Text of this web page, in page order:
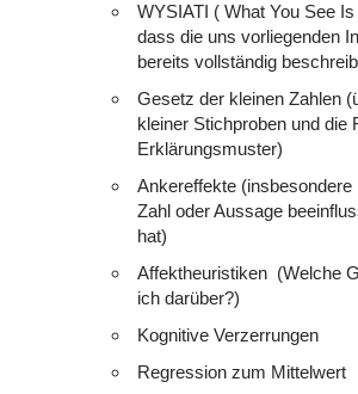
WYSIATI ( What You See
dass die uns vorliegenden
bereits vollständig
Gesetz der kleinen Zahlen
kleiner Stichproben und die
Erklärungsmuster)
Ankereffekte
Zahl oder Aussage
hat)
Affektheuristiken (Welche
ich darüber?)
Kognitive Verzerrungen
Regression zum Mittelwert